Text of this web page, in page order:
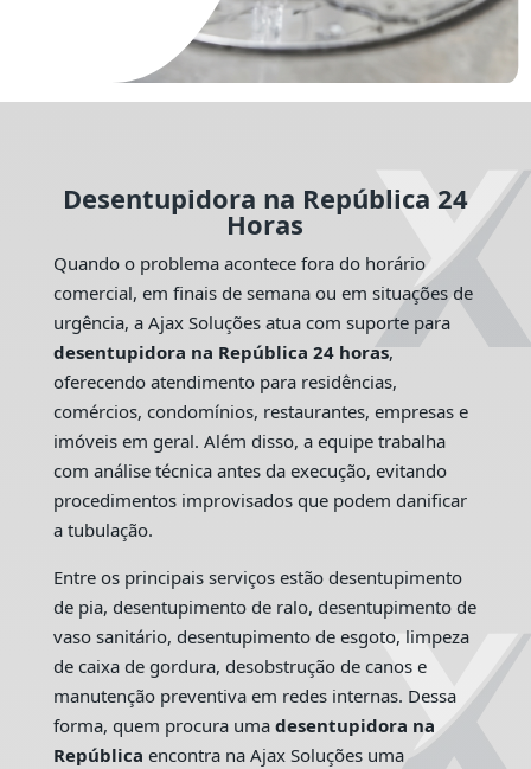
Desentupidora na República 24
Horas
Quando o problema acontece fora do horário
comercial, em finais de semana ou em situações de
urgência, a Ajax Soluções atua com suporte para
desentupidora na República 24 horas,
oferecendo atendimento para residências,
comércios, condomínios, restaurantes, empresas e
imóveis em geral. Além disso, a equipe trabalha
com análise técnica antes da execução, evitando
procedimentos improvisados que podem danificar
a tubulação.
Entre os principais serviços estão desentupimento
de pia, desentupimento de ralo, desentupimento de
vaso sanitário, desentupimento de esgoto, limpeza
de caixa de gordura, desobstrução de canos e
manutenção preventiva em redes internas. Dessa
forma, quem procura uma desentupidora na
República encontra na Ajax Soluções uma